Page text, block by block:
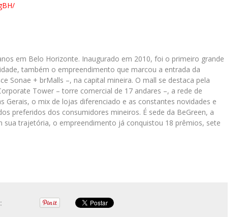
em Belo Horizonte. Inaugurado em 2010, foi o primeiro grande
também o empreendimento que marcou a entrada da
Sonae + brMalls –, na capital mineira. O mall se destaca pela
Tower – torre comercial de 17 andares –, a rede de
Gerais, o mix de lojas diferenciado e as constantes novidades e
preferidos dos consumidores mineiros. É sede da BeGreen, a
sua trajetória, o empreendimento já conquistou 18 prêmios, sete